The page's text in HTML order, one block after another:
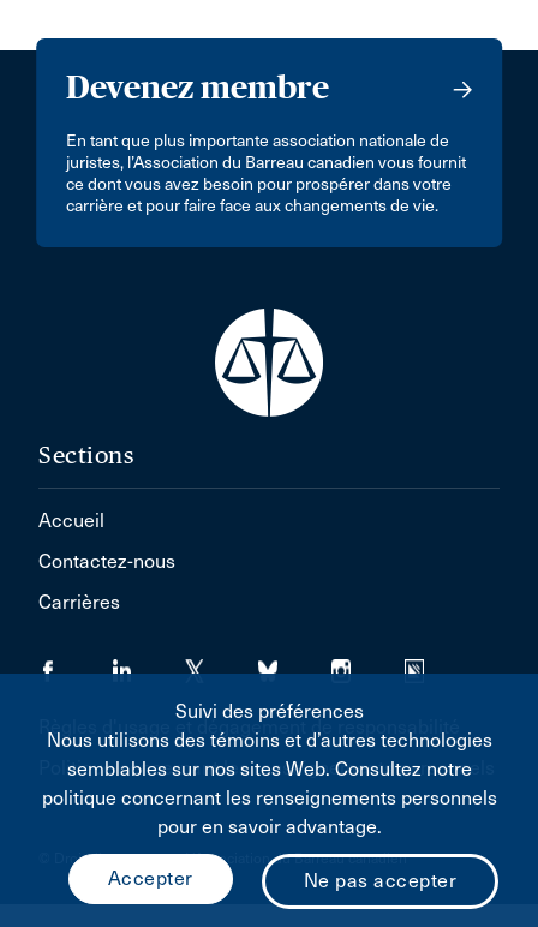
Devenez membre
En tant que plus importante association nationale de
juristes, l’Association du Barreau canadien vous fournit
ce dont vous avez besoin pour prospérer dans votre
carrière et pour faire face aux changements de vie.
Sections
Accueil
Contactez-nous
Carrières
Règles d'usage et dégagement de responsabilité
Politique concernant les renseignements personnels
© Droit d'auteur 2026 L'Association du Barreau canadien
Suivi des préférences
Nous utilisons des témoins et d’autres technologies
semblables sur nos sites Web. Consultez notre
politique concernant les renseignements personnels
pour en savoir advantage.